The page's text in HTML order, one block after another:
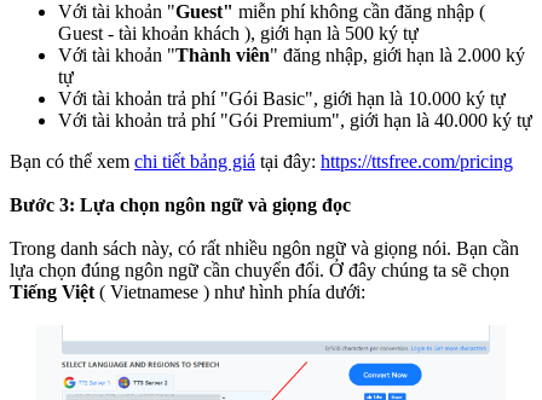
Với tài khoản "Guest" miễn phí không cần đăng nhập (
Guest - tài khoản khách ), giới hạn là 500 ký tự
Với tài khoản "Thành viên" đăng nhập, giới hạn là 2.000 ký
tự
Với tài khoản trả phí "Gói Basic", giới hạn là 10.000 ký tự
Với tài khoản trả phí "Gói Premium", giới hạn là 40.000 ký tự
Bạn có thể xem chi tiết bảng giá tại đây: https://ttsfree.com/pricing
Bước 3: Lựa chọn ngôn ngữ và giọng đọc
Trong danh sách này, có rất nhiều ngôn ngữ và giọng nói. Bạn cần
lựa chọn đúng ngôn ngữ cần chuyển đổi. Ở đây chúng ta sẽ chọn
Tiếng Việt ( Vietnamese ) như hình phía dưới: